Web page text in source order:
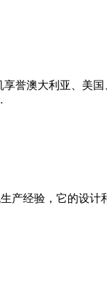
誉澳大利亚、美
产经验，它的设